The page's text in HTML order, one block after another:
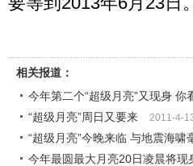
相关报道：
今年第二个“超级月亮”又现身 你
“超级月亮”周日又要来 2011-4-
“超级月亮”今晚来临 与地震海啸
今年最圆最大月亮20日凌晨将现